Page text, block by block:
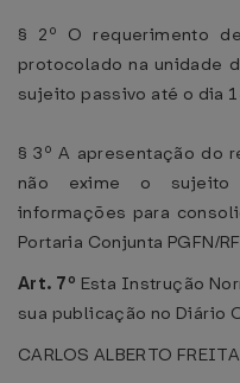
§ 2º O requerimento
protocolado na unidade
sujeito passivo até o dia
§ 3º A apresentação do
não exime o sujeito
informações para
Portaria Conjunta PGFN/
Art. 7º Esta Instrução
sua publicação no Diário
CARLOS ALBERTO